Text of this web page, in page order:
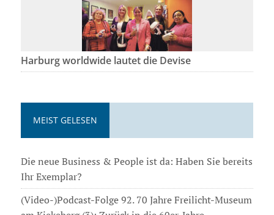
Harburg worldwide lautet die Devise
MEIST GELESEN
Die neue Business & People ist da: Haben Sie bereits
Ihr Exemplar?
(Video-)Podcast-Folge 92. 70 Jahre Freilicht-Museum